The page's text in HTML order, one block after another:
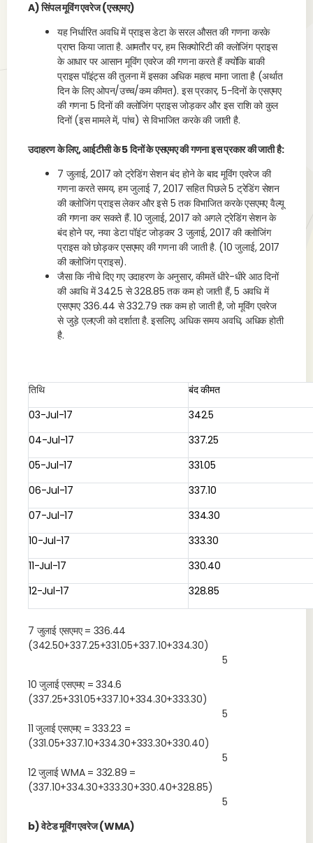
A) सिंपल मूविंग एवरेज (एसएमए)
यह निर्धारित अवधि में प्राइस डेटा के सरल औसत की गणना करके
प्राप्त किया जाता है. आमतौर पर, हम सिक्योरिटी की क्लोजिंग प्राइस
के आधार पर आसान मूविंग एवरेज की गणना करते हैं क्योंकि बाकी
प्राइस पॉइंट्स की तुलना में इसका अधिक महत्व माना जाता है (अर्थात
दिन के लिए ओपन/उच्च/कम कीमत). इस प्रकार, 5-दिनों के एसएमए
की गणना 5 दिनों की क्लोजिंग प्राइस जोड़कर और इस राशि को कुल
दिनों (इस मामले में, पांच) से विभाजित करके की जाती है.
उदाहरण के लिए, आईटीसी के 5 दिनों के एसएमए की गणना इस प्रकार की जाती है:
7 जुलाई, 2017 को ट्रेडिंग सेशन बंद होने के बाद मूविंग एवरेज की
गणना करते समय, हम जुलाई 7, 2017 सहित पिछले 5 ट्रेडिंग सेशन
की क्लोजिंग प्राइस लेकर और इसे 5 तक विभाजित करके एसएमए वैल्यू
की गणना कर सकते हैं. 10 जुलाई, 2017 को अगले ट्रेडिंग सेशन के
बंद होने पर, नया डेटा पॉइंट जोड़कर 3 जुलाई, 2017 की क्लोजिंग
प्राइस को छोड़कर एसएमए की गणना की जाती है. (10 जुलाई, 2017
की क्लोजिंग प्राइस).
जैसा कि नीचे दिए गए उदाहरण के अनुसार, कीमतें धीरे-धीरे आठ दिनों
की अवधि में 342.5 से 328.85 तक कम हो जाती हैं, 5 अवधि में
एसएमए 336.44 से 332.79 तक कम हो जाती है, जो मूविंग एवरेज
से जुड़े एलएजी को दर्शाता है. इसलिए, अधिक समय अवधि, अधिक होती
है.
तिथि
बंद कीमत
03-Jul-17
342.5
04-Jul-17
337.25
05-Jul-17
331.05
06-Jul-17
337.10
07-Jul-17
334.30
10-Jul-17
333.30
11-Jul-17
330.40
12-Jul-17
328.85
7 जुलाई एसएमए = 336.44
(342.50+337.25+331.05+337.10+334.30)
5
10 जुलाई एसएमए = 334.6
(337.25+331.05+337.10+334.30+333.30)
5
11 जुलाई एसएमए = 333.23 =
(331.05+337.10+334.30+333.30+330.40)
5
12 जुलाई WMA = 332.89 =
(337.10+334.30+333.30+330.40+328.85)
5
b) वेटेड मूविंग एवरेज (WMA)